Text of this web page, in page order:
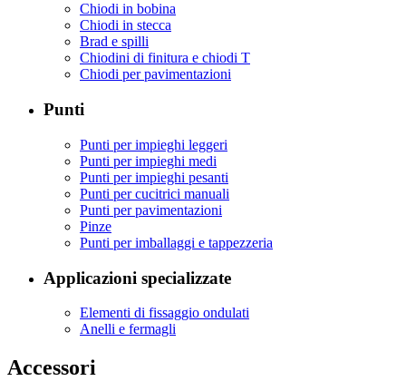
Chiodi in bobina
Chiodi in stecca
Brad e spilli
Chiodini di finitura e chiodi T
Chiodi per pavimentazioni
Punti
Punti per impieghi leggeri
Punti per impieghi medi
Punti per impieghi pesanti
Punti per cucitrici manuali
Punti per pavimentazioni
Pinze
Punti per imballaggi e tappezzeria
Applicazioni specializzate
Elementi di fissaggio ondulati
Anelli e fermagli
Accessori